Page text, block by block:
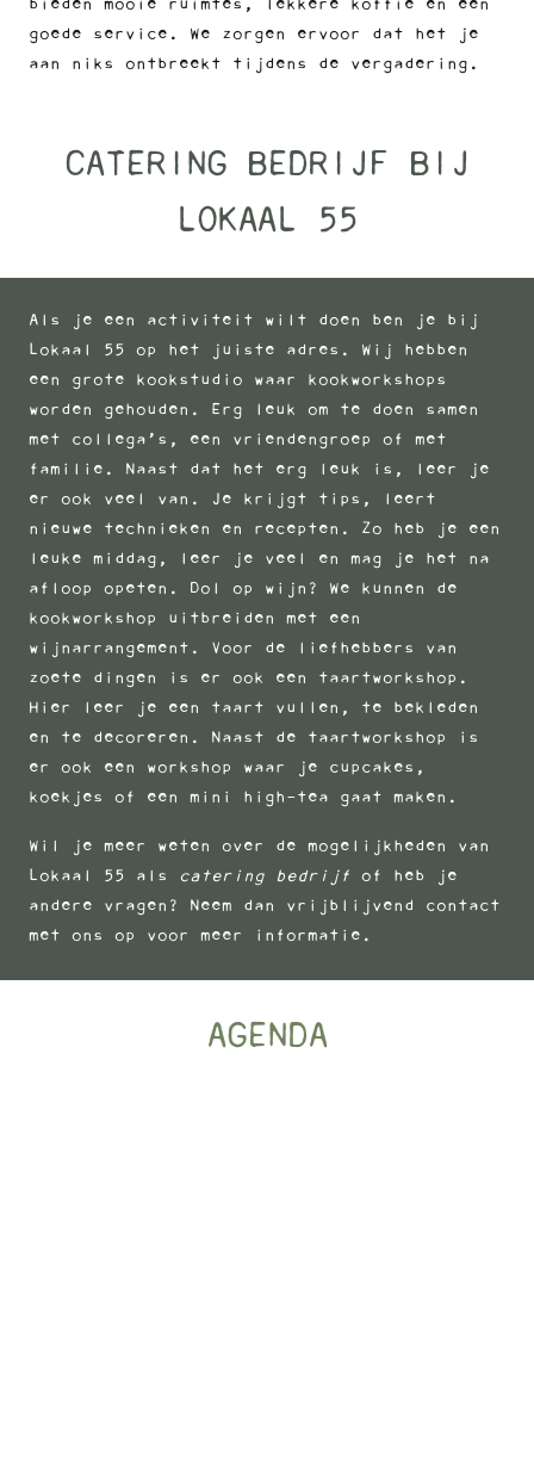
bieden mooie ruimtes, lekkere koffie en een
goede service. We zorgen ervoor dat het je
aan niks ontbreekt tijdens de vergadering.
CATERING BEDRIJF BIJ
LOKAAL 55
Als je een activiteit wilt doen ben je bij
Lokaal 55 op het juiste adres. Wij hebben
een grote kookstudio waar kookworkshops
worden gehouden. Erg leuk om te doen samen
met collega’s, een vriendengroep of met
familie. Naast dat het erg leuk is, leer je
er ook veel van. Je krijgt tips, leert
nieuwe technieken en recepten. Zo heb je een
leuke middag, leer je veel en mag je het na
afloop opeten. Dol op wijn? We kunnen de
kookworkshop uitbreiden met een
wijnarrangement. Voor de liefhebbers van
zoete dingen is er ook een taartworkshop.
Hier leer je een taart vullen, te bekleden
en te decoreren. Naast de taartworkshop is
er ook een workshop waar je cupcakes,
koekjes of een mini high-tea gaat maken.
Wil je meer weten over de mogelijkheden van
Lokaal 55 als
catering bedrijf of heb je
andere vragen? Neem dan vrijblijvend contact
met ons op voor meer informatie.
AGENDA